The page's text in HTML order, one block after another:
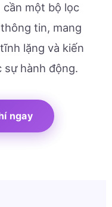
cần một bộ lọc
tin, mang
lặng và kiến
hành động.
ngay